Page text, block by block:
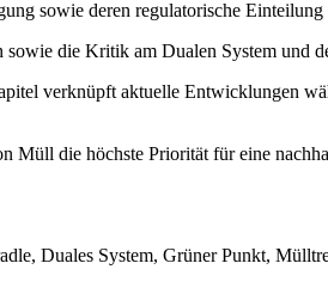
sowie deren regulatorische Einteilung
die Kritik am Dualen System und
verknüpft aktuelle Entwicklungen
Müll die höchste Priorität für eine
Duales System, Grüner Punkt,